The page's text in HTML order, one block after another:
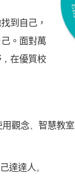
到自己，
。面對萬
， 在優質校
用觀念、 智慧教室
己達達人。